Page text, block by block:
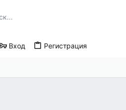
Вход Регистрация